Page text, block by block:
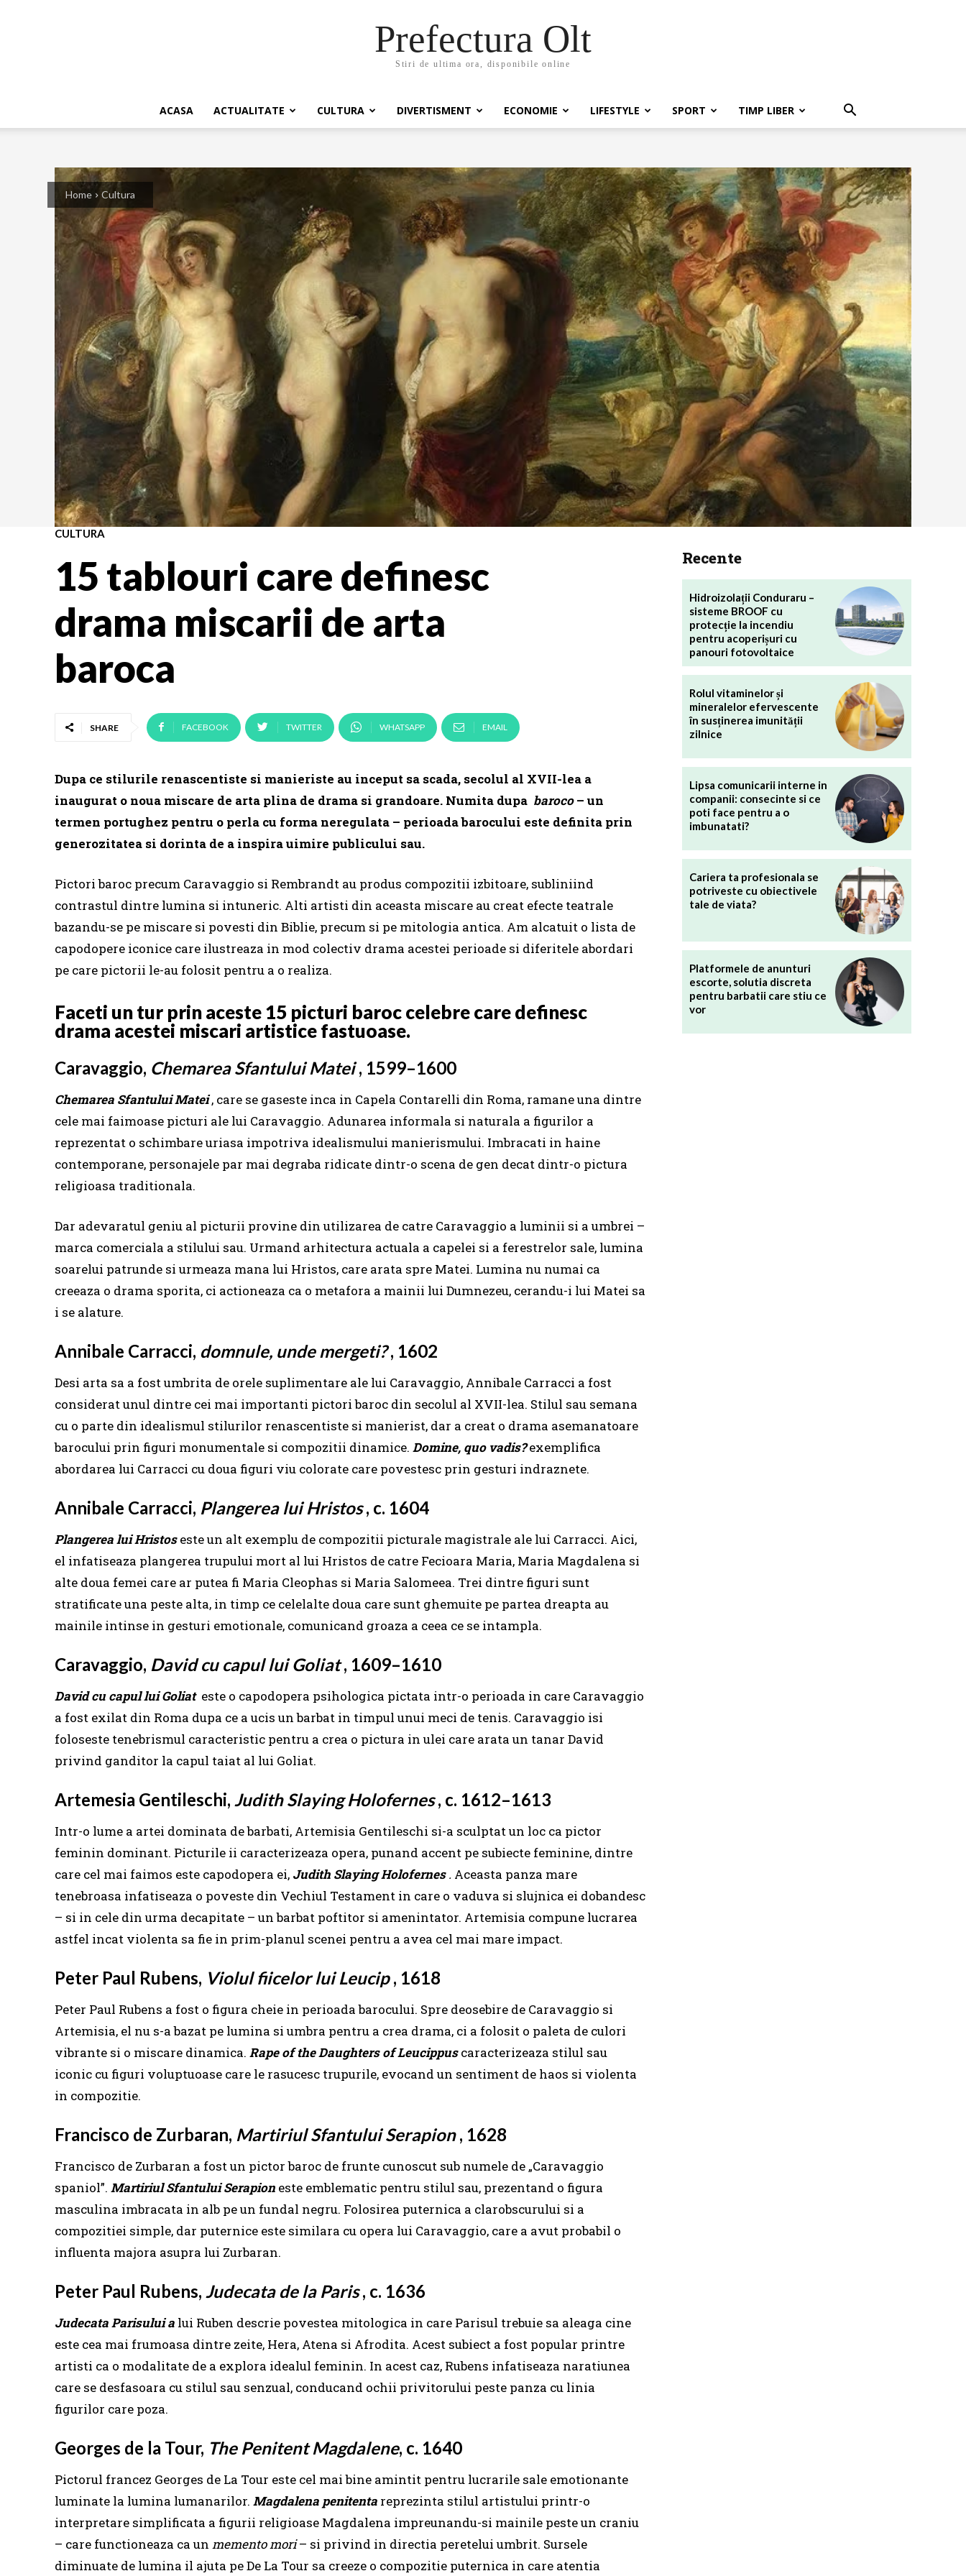
Prefectura Olt
Stiri de ultima ora, disponibile online
ACASA ACTUALITATE CULTURA DIVERTISMENT ECONOMIE LIFESTYLE SPORT TIMP LIBER
Home Cultura
CULTURA
15 tablouri care definesc
drama miscarii de arta
baroca
SHARE FACEBOOK TWITTER WHATSAPP EMAIL
Dupa ce stilurile renascentiste si manieriste au inceput sa scada, secolul al XVII-lea a
inaugurat o noua miscare de arta plina de drama si grandoare. Numita dupa baroco– un
termen portughez pentru o perla cu forma neregulata – perioada barocului este definita prin
generozitatea si dorinta de a inspira uimire publicului sau.
Pictori baroc precum Caravaggio si Rembrandt au produs compozitii izbitoare, subliniind
contrastul dintre lumina si intuneric. Alti artisti din aceasta miscare au creat efecte teatrale
bazandu-se pe miscare si povesti din Biblie, precum si pe mitologia antica. Am alcatuit o lista de
capodopere iconice care ilustreaza in mod colectiv drama acestei perioade si diferitele abordari
pe care pictorii le-au folosit pentru a o realiza.
Faceti un tur prin aceste 15 picturi baroc celebre care definesc
drama acestei miscari artistice fastuoase.
Caravaggio, Chemarea Sfantului Matei, 1599–1600
Chemarea Sfantului Matei, care se gaseste inca in Capela Contarelli din Roma, ramane una dintre
cele mai faimoase picturi ale lui Caravaggio. Adunarea informala si naturala a figurilor a
reprezentat o schimbare uriasa impotriva idealismului manierismului. Imbracati in haine
contemporane, personajele par mai degraba ridicate dintr-o scena de gen decat dintr-o pictura
religioasa traditionala.
Dar adevaratul geniu al picturii provine din utilizarea de catre Caravaggio a luminii si a umbrei –
marca comerciala a stilului sau. Urmand arhitectura actuala a capelei si a ferestrelor sale, lumina
soarelui patrunde si urmeaza mana lui Hristos, care arata spre Matei. Lumina nu numai ca
creeaza o drama sporita, ci actioneaza ca o metafora a mainii lui Dumnezeu, cerandu-i lui Matei sa
i se alature.
Annibale Carracci, domnule, unde mergeti?, 1602
Desi arta sa a fost umbrita de orele suplimentare ale lui Caravaggio, Annibale Carracci a fost
considerat unul dintre cei mai importanti pictori baroc din secolul al XVII-lea. Stilul sau semana
cu o parte din idealismul stilurilor renascentiste si manierist, dar a creat o drama asemanatoare
barocului prin figuri monumentale si compozitii dinamice. Domine, quo vadis?exemplifica
abordarea lui Carracci cu doua figuri viu colorate care povestesc prin gesturi indraznete.
Annibale Carracci, Plangerea lui Hristos, c. 1604
Plangerea lui Hristos este un alt exemplu de compozitii picturale magistrale ale lui Carracci. Aici,
el infatiseaza plangerea trupului mort al lui Hristos de catre Fecioara Maria, Maria Magdalena si
alte doua femei care ar putea fi Maria Cleophas si Maria Salomeea. Trei dintre figuri sunt
stratificate una peste alta, in timp ce celelalte doua care sunt ghemuite pe partea dreapta au
mainile intinse in gesturi emotionale, comunicand groaza a ceea ce se intampla.
Caravaggio, David cu capul lui Goliat, 1609–1610
David cu capul lui Goliat este o capodopera psihologica pictata intr-o perioada in care Caravaggio
a fost exilat din Roma dupa ce a ucis un barbat in timpul unui meci de tenis. Caravaggio isi
foloseste tenebrismul caracteristic pentru a crea o pictura in ulei care arata un tanar David
privind ganditor la capul taiat al lui Goliat.
Artemesia Gentileschi, Judith Slaying Holofernes, c. 1612–1613
Intr-o lume a artei dominata de barbati, Artemisia Gentileschi si-a sculptat un loc ca pictor
feminin dominant. Picturile ii caracterizeaza opera, punand accent pe subiecte feminine, dintre
care cel mai faimos este capodopera ei, Judith Slaying Holofernes. Aceasta panza mare
tenebroasa infatiseaza o poveste din Vechiul Testament in care o vaduva si slujnica ei dobandesc
– si in cele din urma decapitate – un barbat poftitor si amenintator. Artemisia compune lucrarea
astfel incat violenta sa fie in prim-planul scenei pentru a avea cel mai mare impact.
Peter Paul Rubens, Violul fiicelor lui Leucip, 1618
Peter Paul Rubens a fost o figura cheie in perioada barocului. Spre deosebire de Caravaggio si
Artemisia, el nu s-a bazat pe lumina si umbra pentru a crea drama, ci a folosit o paleta de culori
vibrante si o miscare dinamica. Rape of the Daughters of Leucippuscaracterizeaza stilul sau
iconic cu figuri voluptuoase care le rasucesc trupurile, evocand un sentiment de haos si violenta
in compozitie.
Francisco de Zurbaran, Martiriul Sfantului Serapion, 1628
Francisco de Zurbaran a fost un pictor baroc de frunte cunoscut sub numele de „Caravaggio
spaniol”. Martiriul Sfantului Serapion este emblematic pentru stilul sau, prezentand o figura
masculina imbracata in alb pe un fundal negru. Folosirea puternica a clarobscurului si a
compozitiei simple, dar puternice este similara cu opera lui Caravaggio, care a avut probabil o
influenta majora asupra lui Zurbaran.
Peter Paul Rubens, Judecata de la Paris, c. 1636
Judecata Parisului a lui Ruben descrie povestea mitologica in care Parisul trebuie sa aleaga cine
este cea mai frumoasa dintre zeite, Hera, Atena si Afrodita. Acest subiect a fost popular printre
artisti ca o modalitate de a explora idealul feminin. In acest caz, Rubens infatiseaza naratiunea
care se desfasoara cu stilul sau senzual, conducand ochii privitorului peste panza cu linia
figurilor care poza.
Georges de la Tour, The Penitent Magdalene, c. 1640
Pictorul francez Georges de La Tour este cel mai bine amintit pentru lucrarile sale emotionante
luminate la lumina lumanarilor. Magdalena penitenta reprezinta stilul artistului printr-o
interpretare simplificata a figurii religioase Magdalena impreunandu-si mainile peste un craniu
– care functioneaza ca un memento mori– si privind in directia peretelui umbrit. Sursele
diminuate de lumina il ajuta pe De La Tour sa creeze o compozitie puternica in care atentia
Recente
Hidroizolații Conduraru –
sisteme BROOF cu
protecție la incendiu
pentru acoperișuri cu
panouri fotovoltaice
Rolul vitaminelor și
mineralelor efervescente
în susținerea imunității
zilnice
Lipsa comunicarii interne in
companii: consecinte si ce
poti face pentru a o
imbunatati?
Cariera ta profesionala se
potriveste cu obiectivele
tale de viata?
Platformele de anunturi
escorte, solutia discreta
pentru barbatii care stiu ce
vor